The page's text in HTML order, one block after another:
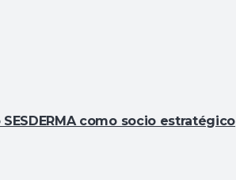
como socio estratégico